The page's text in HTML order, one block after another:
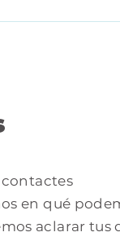
de
Abierta N.
del
contactes
en qué
aclarar tus